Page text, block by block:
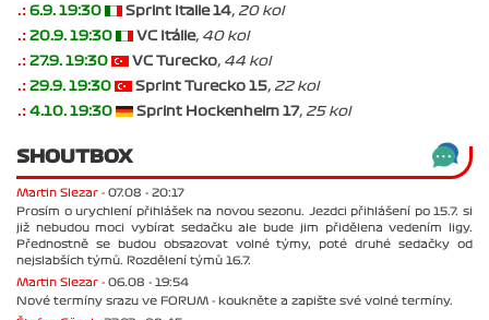
.: 6.9. 19:30 Sprint Italie 14, 20 kol
.: 20.9. 19:30 VC Itálie, 40 kol
.: 27.9. 19:30 VC Turecko, 44 kol
.: 29.9. 19:30 Sprint Turecko 15, 22 kol
.: 4.10. 19:30 Sprint Hockenheim 17, 25 kol
SHOUTBOX
Martin Slezar - 07.08 - 20:17
Prosím o urychlení přihlášek na novou sezonu. Jezdci přihlášení po 15.7. si
již nebudou moci vybírat sedačku ale bude jim přidělena vedením ligy.
Přednostně se budou obsazovat volné týmy, poté druhé sedačky od
nejslabších týmů. Rozdělení týmů 16.7.
Martin Slezar - 06.08 - 19:54
Nové termíny srazu ve FORUM - koukněte a zapište své volné termíny.